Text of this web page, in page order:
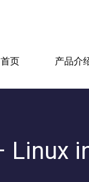
首页 产品介
Linux